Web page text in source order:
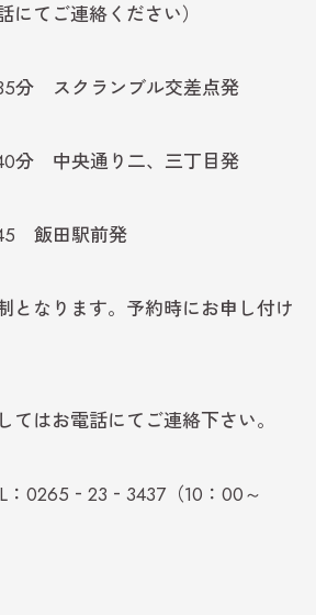
てご連絡ください）
スクランブル交差点発
通り二、三丁目発
駅前発
なります。予約時にお申し付け
てはお電話にてご連絡下さい。
0265‐23‐3437（10：00～